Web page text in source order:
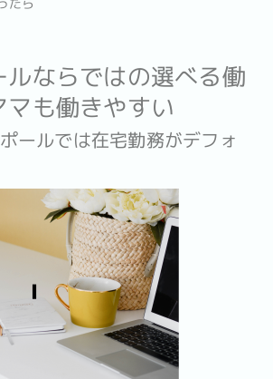
たら
ルならではの選べる働
マも働きやすい
ールでは在宅勤務がデフォ